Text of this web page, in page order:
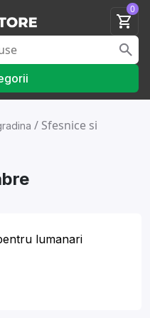
0
/ Sfesnice si
lumanari